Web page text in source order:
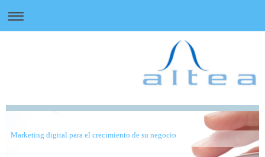
Marketing digital para el crecimiento de su negocio